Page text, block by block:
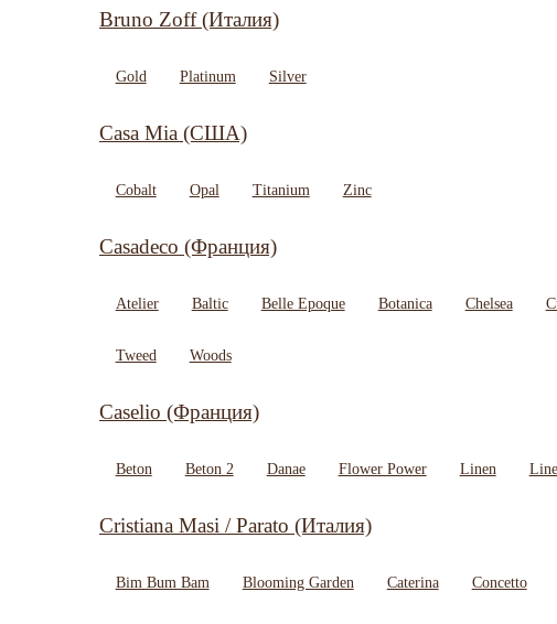
Bruno Zoff (Италия)
Gold Platinum Silver
Casa Mia (США)
Cobalt Opal Titanium Zinc
Casadeco (Франция)
Atelier Baltic Belle Epoque Botanica Chelsea
Tweed Woods
Caselio (Франция)
Beton Beton 2 Danae Flower Power Linen
Cristiana Masi / Parato (Италия)
Bim Bum Bam Blooming Garden Caterina Concetto